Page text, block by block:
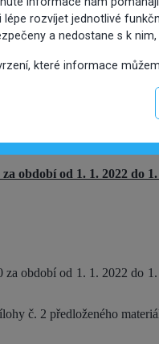
ČÁSTI
období od 1. 1. 2022 do 1.
období od 1. 1. 2022 do
č. 2 předloženého
lépe rozvíjet jednotlivé
a nedostane s k nim,
které informace